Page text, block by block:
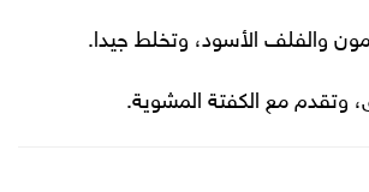
والفلف الأسود، وتخلط جيدا.
وتقدم مع الكفتة المشوية.